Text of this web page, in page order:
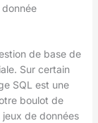
de base de
Sur certain
SQL est une
boulot de
de données